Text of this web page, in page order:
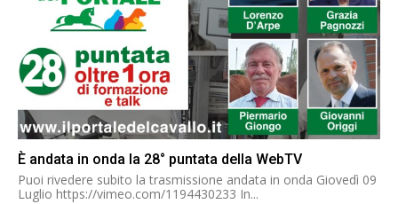
È andata in onda la 28° puntata della WebTV
Puoi rivedere subito la trasmissione andata in onda Giovedì 09
Luglio https://vimeo.com/1194430233 In...